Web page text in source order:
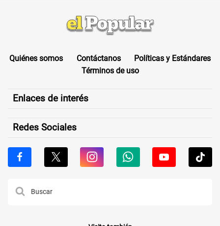
Quiénes somos Contáctanos
Políticas y Estándares
Términos de uso
Enlaces de interés
Redes Sociales